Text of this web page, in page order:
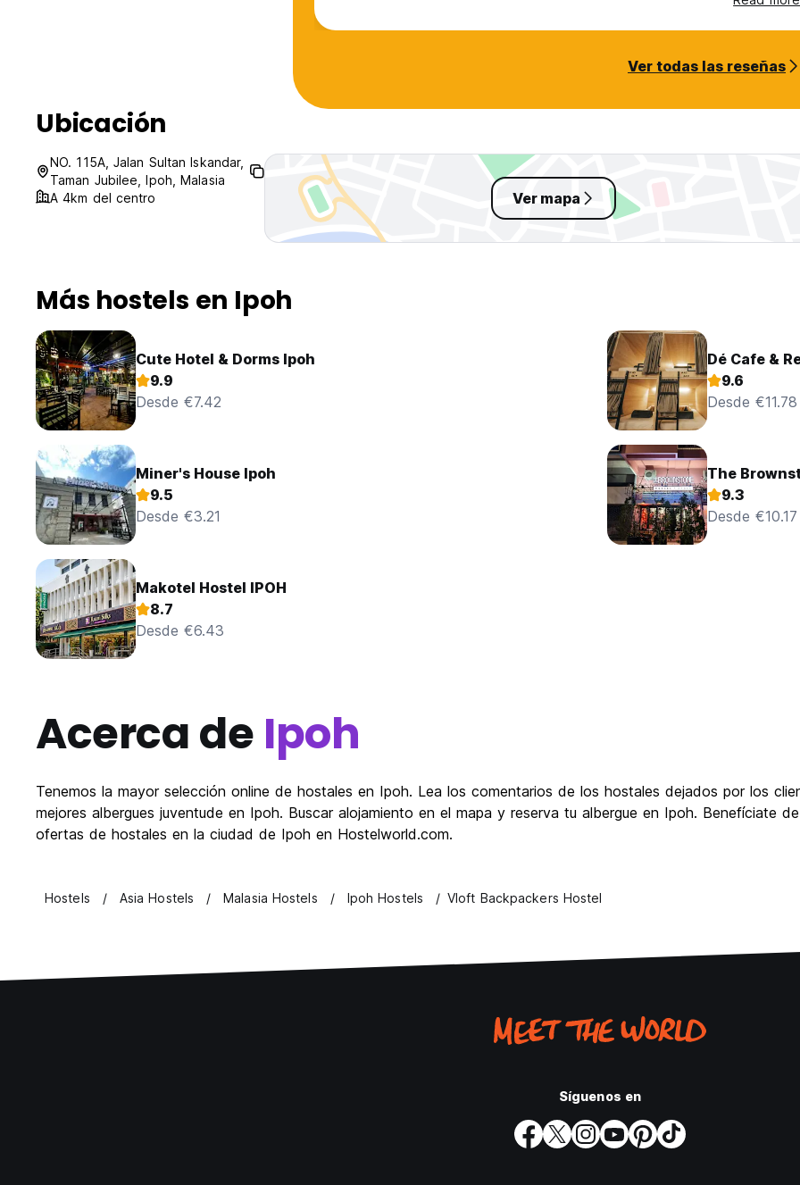
provided) due to the night market etc. Suky did everything she could to
help me. I will always remember Ipoh! Lol
Ver todas las reseñas
Ubicación
NO. 115A, Jalan Sultan Iskandar,
Taman Jubilee, Ipoh, Malasia
A 4km del centro
Ver mapa
Más hostels en Ipoh
Cute Hotel & Dorms Ipoh
9.9
Desde €7.42
Dé Cafe &
9.6
Desde €11.78
Miner's House Ipoh
9.5
Desde €3.21
The
9.3
Desde €10.17
Makotel Hostel IPOH
8.7
Desde €6.43
Acerca de Ipoh
Tenemos la mayor selección online de hostales en Ipoh. Lea los comentarios de los hostales dejados por los
mejores albergues juventude en Ipoh. Buscar alojamiento en el mapa y reserva tu albergue en Ipoh. Benefíciate
ofertas de hostales en la ciudad de Ipoh en Hostelworld.com.
Hostels Asia Hostels Malasia Hostels Ipoh Hostels Vloft Backpackers Hostel
Síguenos en